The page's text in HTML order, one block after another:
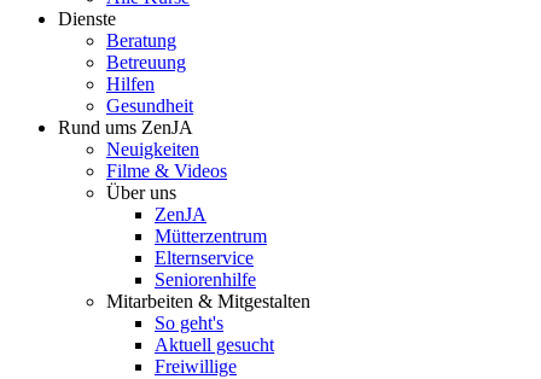
Dienste
Beratung
Betreuung
Hilfen
Gesundheit
Rund ums ZenJA
Neuigkeiten
Filme & Videos
Über uns
ZenJA
Mütterzentrum
Elternservice
Seniorenhilfe
Mitarbeiten & Mitgestalten
So geht's
Aktuell gesucht
Freiwillige